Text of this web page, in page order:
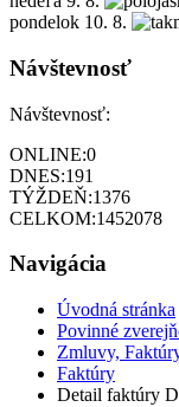
pondelok 10. 8.
Návštevnosť
Návštevnosť:
ONLINE:0
DNES:191
TÝŽDEŇ:1376
CELKOM:1452078
Navigácia
Úvodná stránka
Povinné
Zmluvy,
Faktúry
Detail faktúry